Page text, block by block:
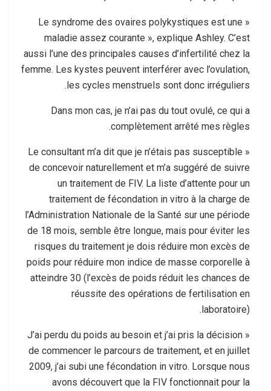
« Le syndrome des ovaires polykystiques est une
maladie assez courante », explique Ashley. C’est
aussi l’une des principales causes d’infertilité chez la
femme. Les kystes peuvent interférer avec l’ovulation,
les cycles menstruels sont donc irréguliers.
Dans mon cas, je n’ai pas du tout ovulé, ce qui a
complètement arrêté mes règles.
« Le consultant m’a dit que je n’étais pas susceptible
de concevoir naturellement et m’a suggéré de suivre
un traitement de FIV. La liste d’attente pour un
traitement de fécondation in vitro à la charge de
l’Administration Nationale de la Santé sur une période
de 18 mois, semble être longue, mais pour éviter les
risques du traitement je dois réduire mon excès de
poids pour réduire mon indice de masse corporelle à
atteindre 30 (l’excès de poids réduit les chances de
réussite des opérations de fertilisation en
laboratoire).
« J’ai perdu du poids au besoin et j’ai pris la décision
de commencer le parcours de traitement, et en juillet
2009, j’ai subi une fécondation in vitro. Lorsque nous
avons découvert que la FIV fonctionnait pour la